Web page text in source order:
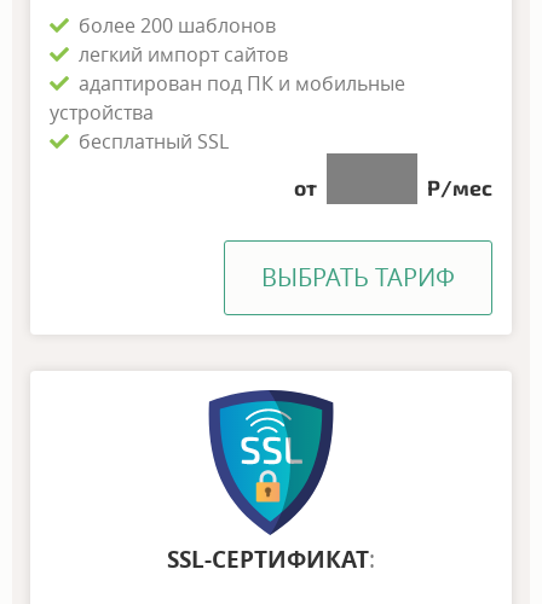
более 200 шаблонов
легкий импорт сайтов
адаптирован под ПК и мобильные
устройства
бесплатный SSL
от Р/мес
ВЫБРАТЬ ТАРИФ
SSL-СЕРТИФИКАТ: